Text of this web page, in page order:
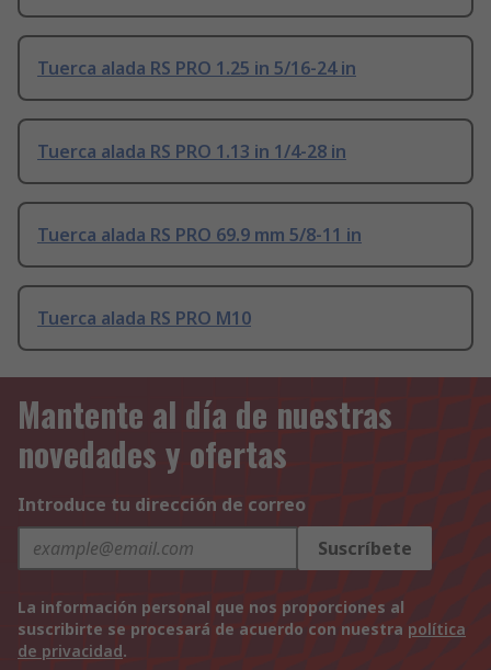
Tuerca alada RS PRO 1.25 in 5/16-24 in
Tuerca alada RS PRO 1.13 in 1/4-28 in
Tuerca alada RS PRO 69.9 mm 5/8-11 in
Tuerca alada RS PRO M10
Mantente al día de nuestras
novedades y ofertas
Introduce tu dirección de correo
Suscríbete
La información personal que nos proporciones al
suscribirte se procesará de acuerdo con nuestra política
de privacidad.